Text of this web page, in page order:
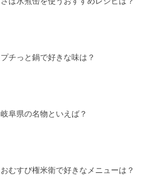
プチっと鍋で好きな味は？
岐阜県の名物といえば？
おむすび権米衛で好きなメニューは？